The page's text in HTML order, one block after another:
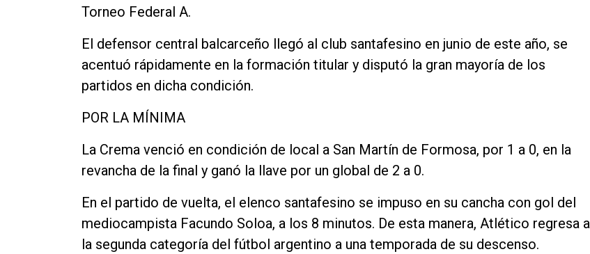
Torneo Federal A.
El defensor central balcarceño llegó al club santafesino en junio de este año, se
acentuó rápidamente en la formación titular y disputó la gran mayoría de los
partidos en dicha condición.
POR LA MÍNIMA
La Crema venció en condición de local a San Martín de Formosa, por 1 a 0, en la
revancha de la final y ganó la llave por un global de 2 a 0.
En el partido de vuelta, el elenco santafesino se impuso en su cancha con gol del
mediocampista Facundo Soloa, a los 8 minutos. De esta manera, Atlético regresa a
la segunda categoría del fútbol argentino a una temporada de su descenso.